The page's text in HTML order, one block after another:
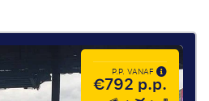
P.P. VANAF
€792 p.p.